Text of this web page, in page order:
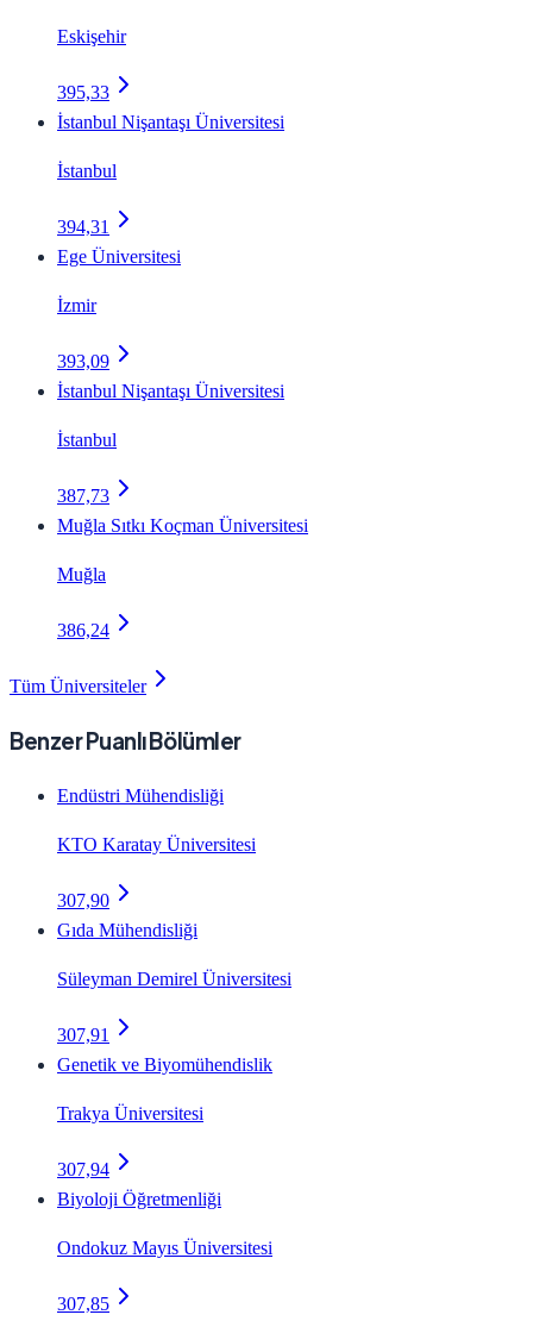
Eskişehir
395,33
İstanbul Nişantaşı Üniversitesi
İstanbul
394,31
Ege Üniversitesi
İzmir
393,09
İstanbul Nişantaşı Üniversitesi
İstanbul
387,73
Muğla Sıtkı Koçman Üniversitesi
Muğla
386,24
Tüm Üniversiteler
Benzer Puanlı Bölümler
Endüstri Mühendisliği
KTO Karatay Üniversitesi
307,90
Gıda Mühendisliği
Süleyman Demirel Üniversitesi
307,91
Genetik ve Biyomühendislik
Trakya Üniversitesi
307,94
Biyoloji Öğretmenliği
Ondokuz Mayıs Üniversitesi
307,85